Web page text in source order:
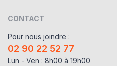
CONTACT
Pour nous joindre :
02 90 22 52 77
Lun - Ven : 8h00 à 19h00